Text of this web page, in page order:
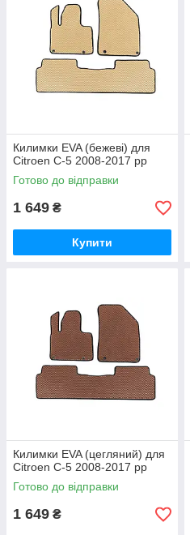
Килимки EVA (бежеві) для
Citroen C-5 2008-2017 рр
Готово до відправки
1 649 ₴
Купити
Килимки EVA (цегляний) для
Citroen C-5 2008-2017 рр
Готово до відправки
1 649 ₴